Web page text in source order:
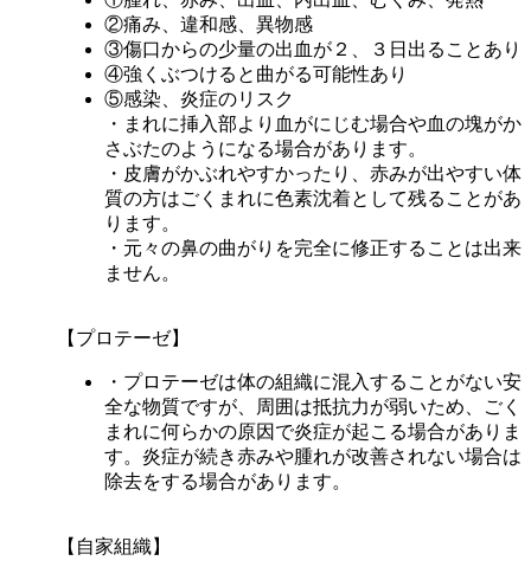
②痛み、違和感、異物感
③傷口からの少量の出血が２、３日出ることあり
④強くぶつけると曲がる可能性あり
⑤感染、炎症のリスク
・まれに挿入部より血がにじむ場合や血の塊がか
さぶたのようになる場合があります。
・皮膚がかぶれやすかったり、赤みが出やすい体
質の方はごくまれに色素沈着として残ることがあ
ります。
・元々の鼻の曲がりを完全に修正することは出来
ません。
【プロテーゼ】
・プロテーゼは体の組織に混入することがない安
全な物質ですが、周囲は抵抗力が弱いため、ごく
まれに何らかの原因で炎症が起こる場合がありま
す。炎症が続き赤みや腫れが改善されない場合は
除去をする場合があります。
【自家組織】